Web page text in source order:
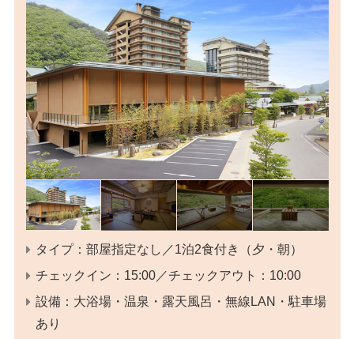
タイプ：部屋指定なし／1泊2食付き（夕・朝）
チェックイン：15:00／チェックアウト：10:00
設備：大浴場・温泉・露天風呂・無線LAN・駐車場
あり